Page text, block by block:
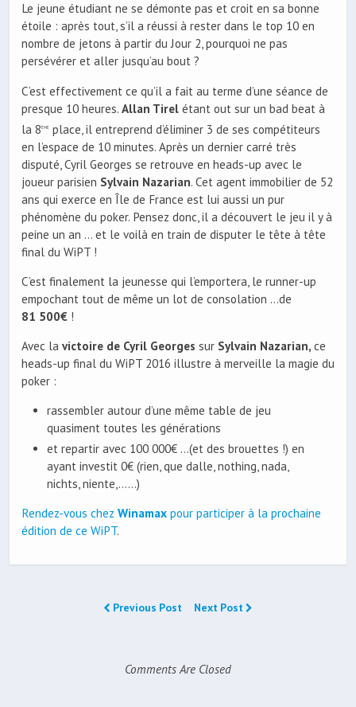
Le jeune étudiant ne se démonte pas et croit en sa bonne
étoile : après tout, s’il a réussi à rester dans le top 10 en
nombre de jetons à partir du Jour 2, pourquoi ne pas
persévérer et aller jusqu’au bout ?
C’est effectivement ce qu’il a fait au terme d’une séance de
presque 10 heures. Allan Tirel étant out sur un bad beat à
la 8ème place, il entreprend d’éliminer 3 de ses compétiteurs
en l’espace de 10 minutes. Après un dernier carré très
disputé, Cyril Georges se retrouve en heads-up avec le
joueur parisien Sylvain Nazarian. Cet agent immobilier de 52
ans qui exerce en Île de France est lui aussi un pur
phénomène du poker. Pensez donc, il a découvert le jeu il y à
peine un an … et le voilà en train de disputer le tête à tête
final du WiPT !
C’est finalement la jeunesse qui l’emportera, le runner-up
empochant tout de même un lot de consolation …de
81 500€ !
Avec la victoire de Cyril Georges sur Sylvain Nazarian, ce
heads-up final du WiPT 2016 illustre à merveille la magie du
poker :
rassembler autour d’une même table de jeu
quasiment toutes les générations
et repartir avec 100 000€ …(et des brouettes !) en
ayant investit 0€ (rien, que dalle, nothing, nada,
nichts, niente,……)
Rendez-vous chez Winamax pour participer à la prochaine
édition de ce WiPT.
Previous Post Next Post
Comments Are Closed